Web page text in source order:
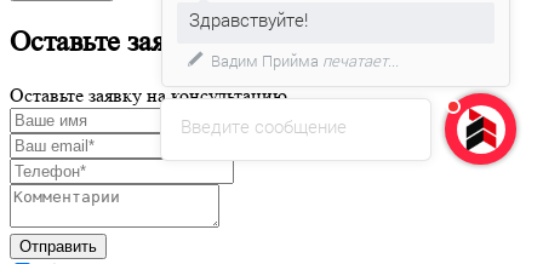
Оставьте заявку на консультацию
Оставьте заявку на консультацию
Отправить
Введите сообщение
Здравствуйте!
Вадим Прийма печатает...